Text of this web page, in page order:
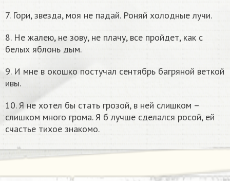
7. Гори, звезда, моя не падай. Роняй холодные лучи.
8. Не жалею, не зову, не плачу, все пройдет, как с
белых яблонь дым.
9. И мне в окошко постучал сентябрь багряной веткой
ивы.
10. Я не хотел бы стать грозой, в ней слишком –
слишком много грома. Я б лучше сделался росой, ей
счастье тихое знакомо.